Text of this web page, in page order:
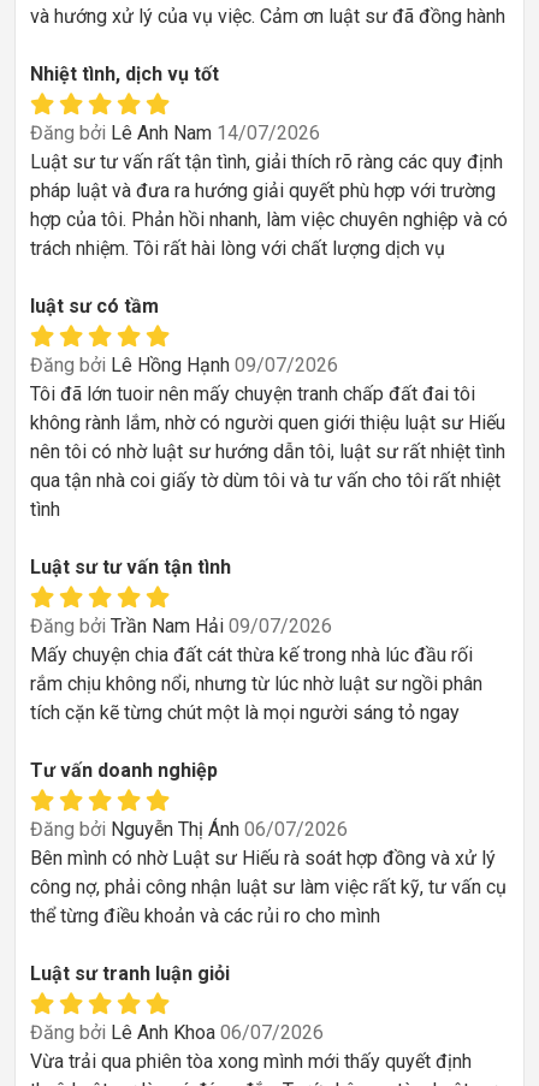
và hướng xử lý của vụ việc. Cảm ơn luật sư đã đồng hành
Nhiệt tình, dịch vụ tốt
Đăng bởi Lê Anh Nam 14/07/2026
Luật sư tư vấn rất tận tình, giải thích rõ ràng các quy định
pháp luật và đưa ra hướng giải quyết phù hợp với trường
hợp của tôi. Phản hồi nhanh, làm việc chuyên nghiệp và có
trách nhiệm. Tôi rất hài lòng với chất lượng dịch vụ
luật sư có tầm
Đăng bởi Lê Hồng Hạnh 09/07/2026
Tôi đã lớn tuoir nên mấy chuyện tranh chấp đất đai tôi
không rành lắm, nhờ có người quen giới thiệu luật sư Hiếu
nên tôi có nhờ luật sư hướng dẫn tôi, luật sư rất nhiệt tình
qua tận nhà coi giấy tờ dùm tôi và tư vấn cho tôi rất nhiệt
tình
Luật sư tư vấn tận tình
Đăng bởi Trần Nam Hải 09/07/2026
Mấy chuyện chia đất cát thừa kế trong nhà lúc đầu rối
rắm chịu không nổi, nhưng từ lúc nhờ luật sư ngồi phân
tích cặn kẽ từng chút một là mọi người sáng tỏ ngay
Tư vấn doanh nghiệp
Đăng bởi Nguyễn Thị Ánh 06/07/2026
Bên mình có nhờ Luật sư Hiếu rà soát hợp đồng và xử lý
công nợ, phải công nhận luật sư làm việc rất kỹ, tư vấn cụ
thể từng điều khoản và các rủi ro cho mình
Luật sư tranh luận giỏi
Đăng bởi Lê Anh Khoa 06/07/2026
Vừa trải qua phiên tòa xong mình mới thấy quyết định